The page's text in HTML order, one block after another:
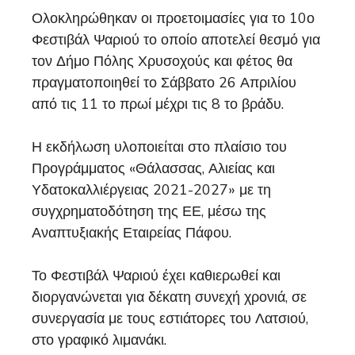
Ολοκληρώθηκαν οι προετοιμασίες για το 10ο
Φεστιβάλ Ψαριού το οποίο αποτελεί θεσμό για
τον Δήμο Πόλης Χρυσοχούς και φέτος θα
πραγματοποιηθεί το Σάββατο 26 Απριλίου
από τις 11 το πρωί μέχρι τις 8 το βράδυ.
Η εκδήλωση υλοποιείται στο πλαίσιο του
Προγράμματος «Θάλασσας, Αλιείας και
Υδατοκαλλιέργειας 2021-2027» με τη
συγχρηματοδότηση της ΕΕ, μέσω της
Αναπτυξιακής Εταιρείας Πάφου.
Το Φεστιβάλ Ψαριού έχει καθιερωθεί και
διοργανώνεται για δέκατη συνεχή χρονιά, σε
συνεργασία με τους εστιάτορες του Λατσιού,
στο γραφικό λιμανάκι.